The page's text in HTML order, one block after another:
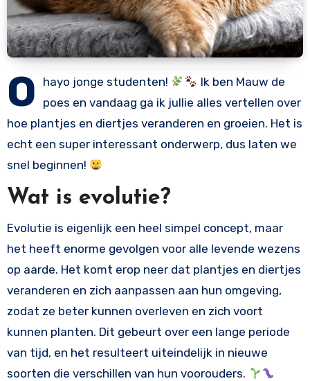
O hayo jonge studenten!
Ik ben Mauw de
poes en vandaag ga ik jullie alles vertellen over
hoe plantjes en diertjes veranderen en groeien. Het is
echt een super interessant onderwerp, dus laten we
snel beginnen!
Wat is evolutie?
Evolutie is eigenlijk een heel simpel concept, maar
het heeft enorme gevolgen voor alle levende wezens
op aarde. Het komt erop neer dat plantjes en diertjes
veranderen en zich aanpassen aan hun omgeving,
zodat ze beter kunnen overleven en zich voort
kunnen planten. Dit gebeurt over een lange periode
van tijd, en het resulteert uiteindelijk in nieuwe
soorten die verschillen van hun voorouders.